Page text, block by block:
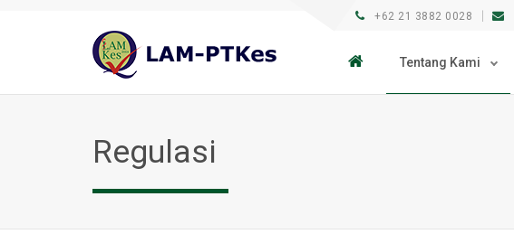
+62 21 3882 0028
Tentang Kami
Regulasi